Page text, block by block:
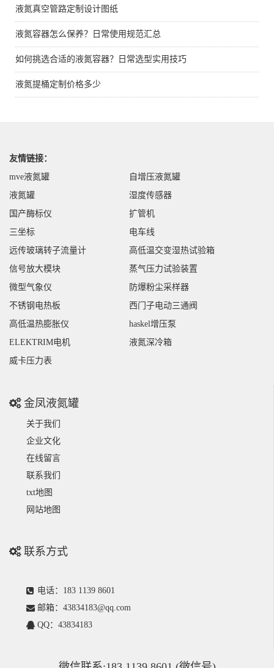
液氮真空管路定制设计图纸
液氮容器怎么保养？日常使用规范汇总
如何挑选合适的液氮容器？日常选型实用技巧
液氮提桶定制价格多少
友情链接：
mve液氮罐
自增压液氮罐
液氮罐
湿度传感器
国产酶标仪
扩管机
三坐标
电车线
远传玻璃转子流量计
高低温交变湿热试验箱
信号放大模块
蒸气压力试验装置
微型气象仪
防爆粉尘采样器
不锈钢电热板
西门子电动三通阀
高低温热膨胀仪
haskel增压泵
ELEKTRIM电机
液氮深冷箱
威卡压力表
金凤液氮罐
关于我们
企业文化
在线留言
联系我们
txt地图
网站地图
联系方式
电话：183 1139 8601
邮箱：43834183@qq.com
QQ：43834183